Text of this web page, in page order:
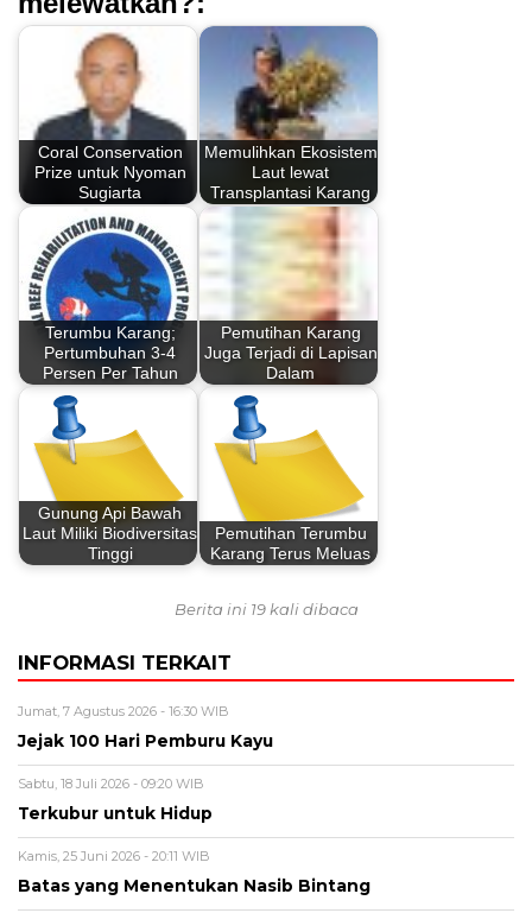
Coral Conservation
Prize untuk Nyoman
Sugiarta
Memulihkan Ekosistem
Laut lewat
Transplantasi Karang
Terumbu Karang;
Pertumbuhan 3-4
Persen Per Tahun
Pemutihan Karang
Juga Terjadi di Lapisan
Dalam
Gunung Api Bawah
Laut Miliki Biodiversitas
Tinggi
Pemutihan Terumbu
Karang Terus Meluas
Berita ini 19 kali dibaca
INFORMASI TERKAIT
Jumat, 7 Agustus 2026 - 16:30 WIB
Jejak 100 Hari Pemburu Kayu
Sabtu, 18 Juli 2026 - 09:20 WIB
Terkubur untuk Hidup
Kamis, 25 Juni 2026 - 20:11 WIB
Batas yang Menentukan Nasib Bintang